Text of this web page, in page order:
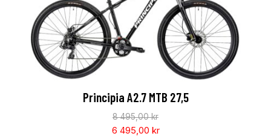
Principia A2.7 MTB 27,5
8 495,00kr
6 495,00 kr